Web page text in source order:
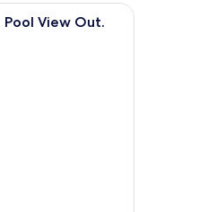
piscine agrémenté de
avec un canapé, une petite
Pool View Out.